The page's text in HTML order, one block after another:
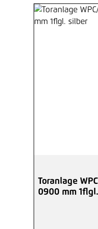
Toranlage
0900 mm